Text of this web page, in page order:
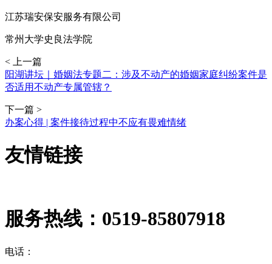
江苏瑞安保安服务有限公司
常州大学史良法学院
< 上一篇
阳湖讲坛｜婚姻法专题二：涉及不动产的婚姻家庭纠纷案件是
否适用不动产专属管辖？
下一篇 >
办案心得 | 案件接待过程中不应有畏难情绪
友情链接
服务热线： 0519-85807918
电话：